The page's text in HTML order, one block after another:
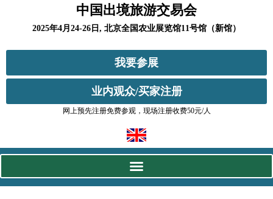
中国出境旅游交易会
2025年4月24-26日, 北京全国农业展览馆11号馆（新馆）
我要参展
业内观众/买家注册
网上预先注册免费参观，现场注册收费50元/人